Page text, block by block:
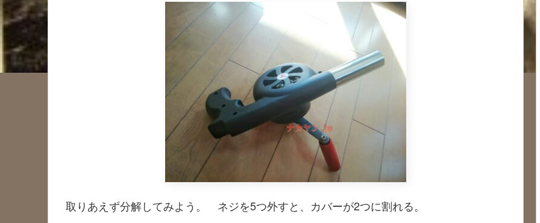
取りあえず分解してみよう。 ネジを5つ外すと、カバーが2つに割れる。